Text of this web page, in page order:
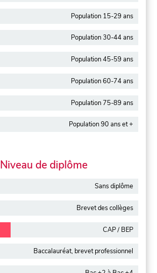
Population 15-29 ans
Population 30-44 ans
Population 45-59 ans
Population 60-74 ans
Population 75-89 ans
Population 90 ans et +
Niveau de diplôme
Sans diplôme
Brevet des collèges
CAP / BEP
Baccalauréat, brevet professionnel